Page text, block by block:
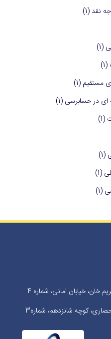
نقد(1)
(1)
(1)
مستقیم (1)
ای در حسابرسی (1)
(1)
(1)
(1)
(1)
خان، خیابان امانی، شماره 4
حصاری، کوچه شانزدهم، شماره3